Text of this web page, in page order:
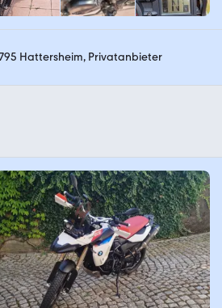
Hattersheim, Privatanbieter